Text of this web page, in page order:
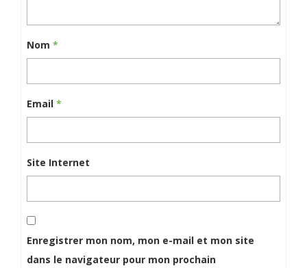
Nom *
Email *
Site Internet
Enregistrer mon nom, mon e-mail et mon site
dans le navigateur pour mon prochain